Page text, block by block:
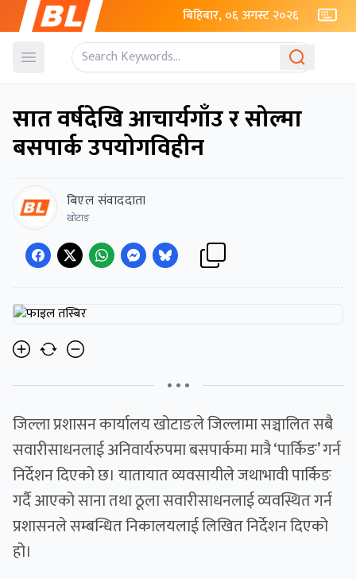
बिहिबार, ०६ अगस्ट २०२६
Open menu
सात वर्षदेखि आचार्यगाँउ र सोल्मा
बसपार्क उपयोगविहीन
बिएल संवाददाता
खोटाङ
• • •
जिल्ला प्रशासन कार्यालय खोटाङले जिल्लामा सञ्चालित सबै
सवारीसाधनलाई अनिवार्यरुपमा बसपार्कमा मात्रै ‘पार्किङ’ गर्न
निर्देशन दिएको छ। यातायात व्यवसायीले जथाभावी पार्किङ
गर्दै आएको साना तथा ठूला सवारीसाधनलाई व्यवस्थित गर्न
प्रशासनले सम्बन्धित निकालयलाई लिखित निर्देशन दिएको
हो।